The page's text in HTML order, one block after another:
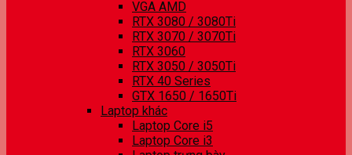
VGA AMD
RTX 3080 / 3080Ti
RTX 3070 / 3070Ti
RTX 3060
RTX 3050 / 3050Ti
RTX 40 Series
GTX 1650 / 1650Ti
Laptop khác
Laptop Core i5
Laptop Core i3